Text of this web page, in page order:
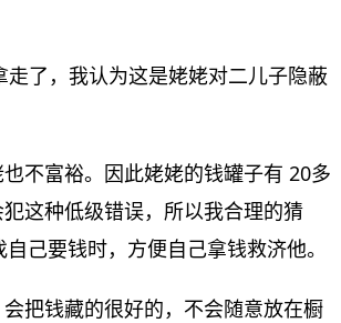
了，我认为这是姥姥对二儿子隐蔽
不富裕。因此姥姥的钱罐子有 20多
这种低级错误，所以我合理的猜
己要钱时，方便自己拿钱救济他。
把钱藏的很好的，不会随意放在橱